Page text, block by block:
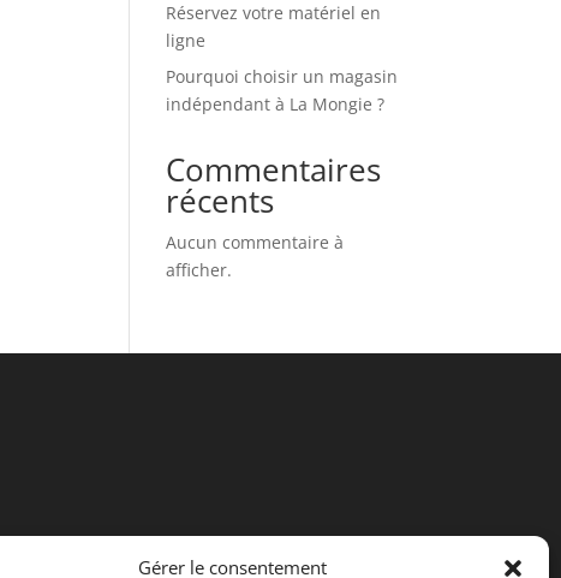
Gérer le consentement
Réservez votre matériel en
ligne
Pourquoi choisir un magasin
indépendant à La Mongie ?
Commentaires
récents
Aucun commentaire à
afficher.